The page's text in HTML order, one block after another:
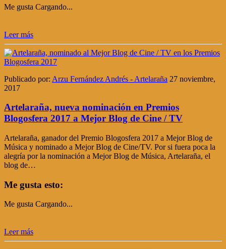
Me gusta Cargando...
Leer más
Publicado por: Arzu Fernández Andrés - Artelaraña 27 noviembre,
2017
Artelaraña, nueva nominación en Premios
Blogosfera 2017 a Mejor Blog de Cine / TV
Artelaraña, ganador del Premio Blogosfera 2017 a Mejor Blog de
Música y nominado a Mejor Blog de Cine/TV. Por si fuera poca la
alegría por la nominación a Mejor Blog de Música, Artelaraña, el
blog de…
Me gusta esto:
Me gusta Cargando...
Leer más